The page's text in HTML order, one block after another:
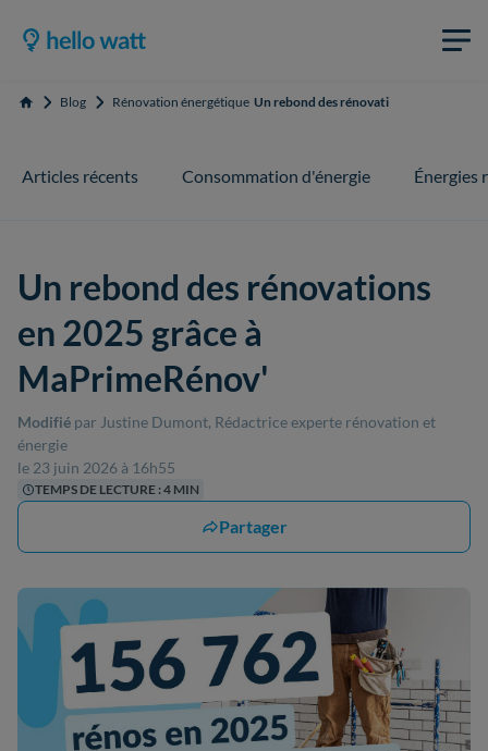
Accueil Blog Rénovation énergétique Un rebond des rénovations en 2025
Articles récents Consommation d'énergie Énergies
Un rebond des rénovations
en 2025 grâce à
MaPrimeRénov'
Modifié par Justine Dumont, Rédactrice experte rénovation et
énergie
le 23 juin 2026 à 16h55
TEMPS DE LECTURE : 4 MIN
Partager